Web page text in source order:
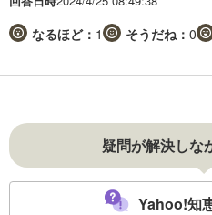
なるほど： 1 そうだね： 0
疑問が解決し
Yahoo!知